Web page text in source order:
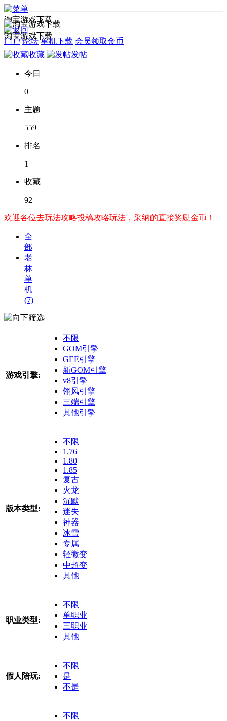
淘宝游戏下载
门户 论坛 单机下载 会员领取金币
淘宝游戏下载
收藏 发帖
今日
0
主题
559
排名
1
收藏
92
欢迎各位去玩法攻略投稿攻略玩法，采纳的直接奖励金币！
全
部
老
林
单
机
(7)
筛选
游戏引擎:
不限
GOM引擎
GEE引擎
新GOM引擎
v8引擎
翎风引擎
三端引擎
其他引擎
版本类型:
不限
1.76
1.80
1.85
复古
火龙
沉默
迷失
神器
冰雪
专属
轻微变
中超变
其他
职业类型:
不限
单职业
三职业
其他
假人陪玩:
不限
是
不是
不限